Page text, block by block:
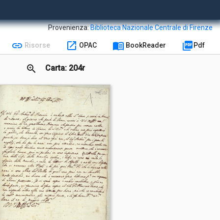
Provenienza:Biblioteca Nazionale Centrale di Firenze
link Risorse open_in_new OPAC menu_book BookReader picture_as_pdf Pdf
zoom_in Carta: 204r